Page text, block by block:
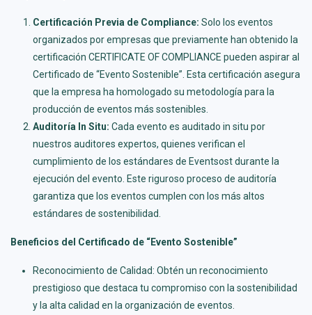
Certificación Previa de Compliance: Solo los eventos
organizados por empresas que previamente han obtenido la
certificación CERTIFICATE OF COMPLIANCE pueden aspirar al
Certificado de “Evento Sostenible”. Esta certificación asegura
que la empresa ha homologado su metodología para la
producción de eventos más sostenibles.
Auditoría In Situ: Cada evento es auditado in situ por
nuestros auditores expertos, quienes verifican el
cumplimiento de los estándares de Eventsost durante la
ejecución del evento. Este riguroso proceso de auditoría
garantiza que los eventos cumplen con los más altos
estándares de sostenibilidad.
Beneficios del Certificado de “Evento Sostenible”
Reconocimiento de Calidad: Obtén un reconocimiento
prestigioso que destaca tu compromiso con la sostenibilidad
y la alta calidad en la organización de eventos.